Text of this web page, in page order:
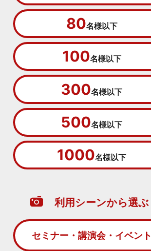
80名様以下
100名様以下
300名様以下
500名様以下
1000名様以下
利用シーンから選ぶ
セミナー・講演会・イベント